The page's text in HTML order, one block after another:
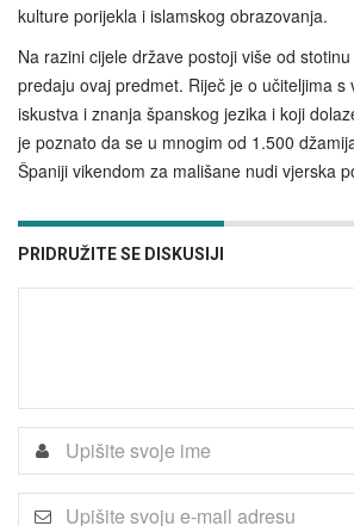
kulture porijekla i islamskog obrazovanja.
Na razini cijele države postoji više od
predaju ovaj predmet. Riječ je o učiteljima s
iskustva i znanja španskog jezika i koji
je poznato da se u mnogim od 1.500
Španiji vikendom za mališane nudi vjerska
PRIDRUŽITE SE DISKUSIJI